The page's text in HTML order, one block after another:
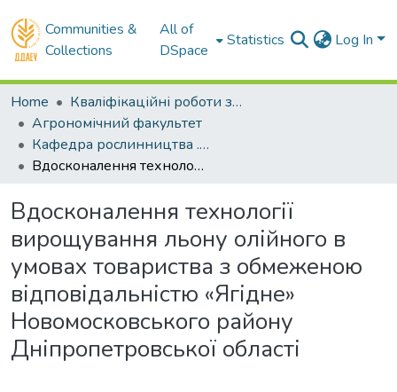
Communities &
Collections
All of
DSpace
Statistics Log In
Home
Кваліфікаційні роботи здобувачів вищої освіти
Агрономічний факультет
Кафедра рослинництва . Магістри
Вдосконалення технології вирощування льону олійного в умовах товариства з обмеженою відповідальністю «Ягідне» Новомосковського району Дніпропетровської області
Вдосконалення технології
вирощування льону олійного в
умовах товариства з обмеженою
відповідальністю «Ягідне»
Новомосковського району
Дніпропетровської області